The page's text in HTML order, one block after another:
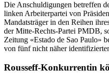
Die Anschuldigungen betreffen
linken Arbeiterpartei von
Mandatsträger in den Reihen
der Mitte-Rechts-Partei PMDB,
Zeitung «Estado de Sao Paulo»
von fünf nicht näher
Rousseff-Konkurrentin